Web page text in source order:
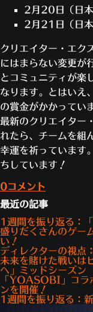
2月20日（日
2月21日（日
クリエイター・エク
にはまらない変更が
とコミュニティが楽
なります。とはい
の賞金がかかってい
最新のクリエイター
れたら、チームを組
幸運を祈っています
ちしています！
0コメント
最近の記事
1週間を振り返る：
盛りだくさんのゲ
い！
ディレクターの視点
未来を賭けた戦いは
へ」ミッドシーズン
「YOASOBI」コラ
ンを開催！
1週間を振り返る：